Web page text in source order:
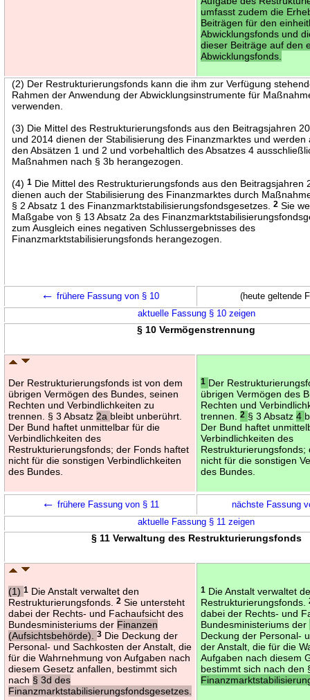
umfasst zudem die
Beiträgen für den
Abwicklungsfonds und
dieser Beiträge auf den
Abwicklungsfonds.
(2) Der Restrukturierungsfonds kann die ihm zur Verfügung
Rahmen der Anwendung der Abwicklungsinstrumente für
verwenden.
(3) Die Mittel des Restrukturierungsfonds aus den Beitragsjahren
und 2014 dienen der Stabilisierung des Finanzmarktes und werden
den Absätzen 1 und 2 und vorbehaltlich des Absatzes 4
Maßnahmen nach § 3b herangezogen.
(4)1 Die Mittel des Restrukturierungsfonds aus den Beitragsjahren
dienen auch der Stabilisierung des Finanzmarktes durch
§ 2 Absatz 1 des Finanzmarktstabilisierungsfondsgesetzes.2 Sie
Maßgabe von § 13 Absatz 2a des
zum Ausgleich eines negativen Schlussergebnisses des
Finanzmarktstabilisierungsfonds herangezogen.
← frühere Fassung von § 10
(heute geltende
aktuelle Fassung § 10 zeigen
§ 10 Vermögenstrennung
Der Restrukturierungsfonds ist von dem
übrigen Vermögen des Bundes, seinen
Rechten und Verbindlichkeiten zu
trennen. § 3 Absatz 2a bleibt unberührt.
Der Bund haftet unmittelbar für die
Verbindlichkeiten des
Restrukturierungsfonds; der Fonds haftet
nicht für die sonstigen Verbindlichkeiten
des Bundes.
1 Der
übrigen Vermögen des
Rechten und
trennen.2 § 3 Absatz4
Der Bund haftet
Verbindlichkeiten des
nicht für die sonstigen
des Bundes.
← frühere Fassung von § 11
nächste Fassung
aktuelle Fassung § 11 zeigen
§ 11 Verwaltung des Restrukturierungsfonds
(1)1 Die Anstalt verwaltet den
Restrukturierungsfonds.2 Sie untersteht
dabei der Rechts- und Fachaufsicht des
Bundesministeriums der Finanzen
(Aufsichtsbehörde).3 Die Deckung der
Personal- und Sachkosten der Anstalt, die
für die Wahrnehmung von Aufgaben nach
diesem Gesetz anfallen, bestimmt sich
nach § 3d des
Finanzmarktstabilisierungsfondsgesetzes.
1 Die Anstalt verwaltet
Restrukturierungsfonds.
dabei der Rechts- und
Bundesministeriums der
Deckung der Personal-
der Anstalt, die für die
Aufgaben nach diesem
bestimmt sich nach den